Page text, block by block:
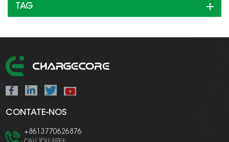
TAG
CONTATE-NOS
+8613770626876